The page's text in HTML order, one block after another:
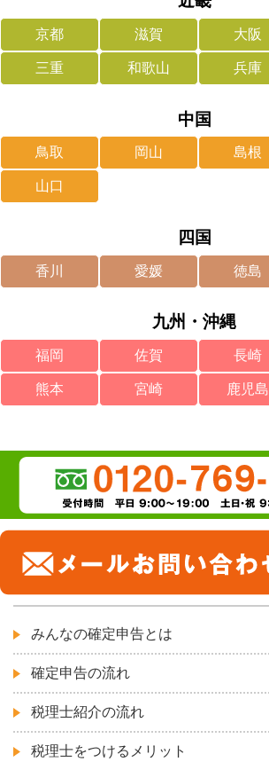
京都 滋賀 大阪
三重 和歌山 兵庫
中国
鳥取 岡山 島根
山口
四国
香川 愛媛 徳島
九州・沖縄
福岡 佐賀 長崎
熊本 宮崎 鹿児島
みんなの確定申告とは
確定申告の流れ
税理士紹介の流れ
税理士をつけるメリット